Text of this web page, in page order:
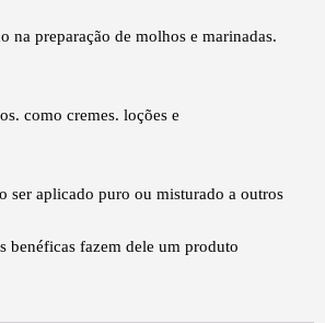
na preparação de molhos e marinadas.
como cremes. loções e
ser aplicado puro ou misturado a outros
benéficas fazem dele um produto